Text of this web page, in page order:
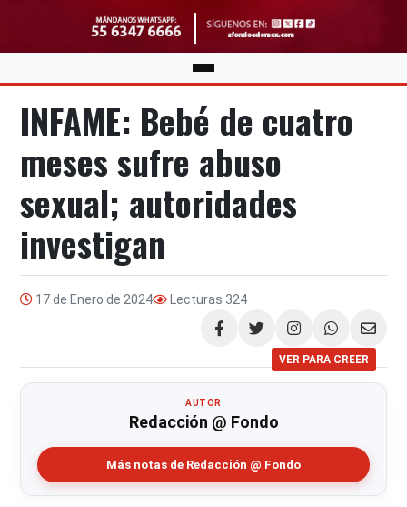
INFAME: Bebé de cuatro
meses sufre abuso
sexual; autoridades
investigan
17 de Enero de 2024 Lecturas 324
Compartir
VER PARA CREER
AUTOR
Redacción @ Fondo
Más notas de Redacción @ Fondo